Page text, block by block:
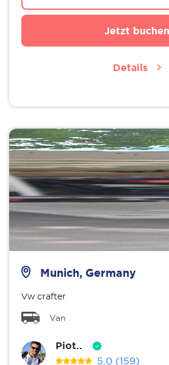
Jetzt buchen
Details
Munich, Germany
Vw crafter
Van
Piot..
5.0 (159)